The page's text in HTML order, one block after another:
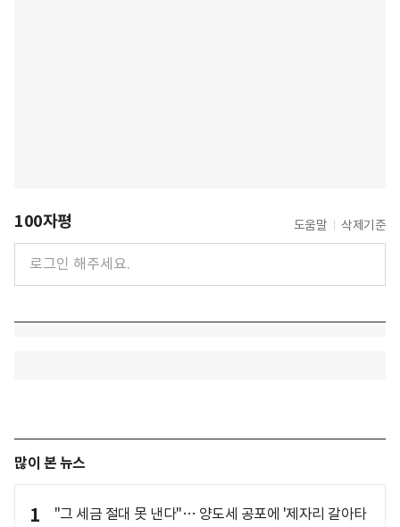
100자평 도움말 삭제기준
많이 본 뉴스
1
"그 세금 절대 못 낸다"… 양도세 공포에 '제자리 갈아타